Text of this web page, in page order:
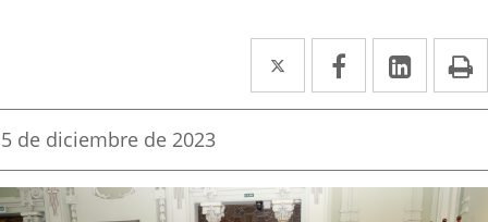
Twitter
Enlace
a
aplicación
externa.
Facebook
Enlace
a
aplicación
externa.
Enlace
a
Fecha
la
noticia
5 de diciembre de 2023